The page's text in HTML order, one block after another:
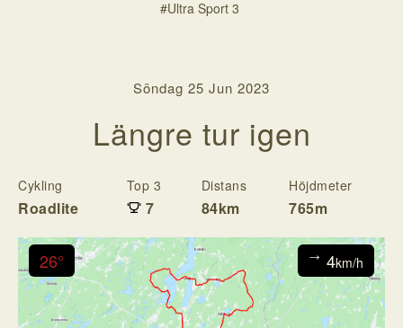
#Ultra Sport 3
Söndag 25 Jun 2023
Längre tur igen
Cykling
Roadlite
Top 3
7
Distans
84km
Höjdmeter
765m
26° 4km/h
↓